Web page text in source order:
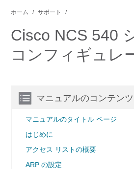
ホーム サポート
Cisco NCS 540
コンフィギュレ
マニュアルのコンテンツ
マニュアルのタイトル ページ
はじめに
アクセス リストの概要
ARP の設定